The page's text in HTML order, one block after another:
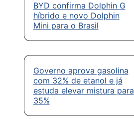
BYD confirma Dolphin G
híbrido e novo Dolphin
Mini para o Brasil
Governo aprova gasolina
com 32% de etanol e já
estuda elevar mistura para
35%